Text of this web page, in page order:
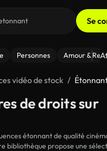
Se
Personnes Amour &
vidéo de stock
de droits sur
étonnant de qualité
bibliothèque propose une